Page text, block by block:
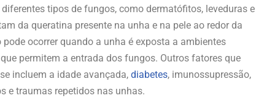
tipos de fungos, como dermatófitos, leveduras e
da queratina presente na unha e na pele ao redor da
ocorrer quando a unha é exposta a ambientes
permitem a entrada dos fungos. Outros fatores que
incluem a idade avançada, diabetes, imunossupressão,
e traumas repetidos nas unhas.